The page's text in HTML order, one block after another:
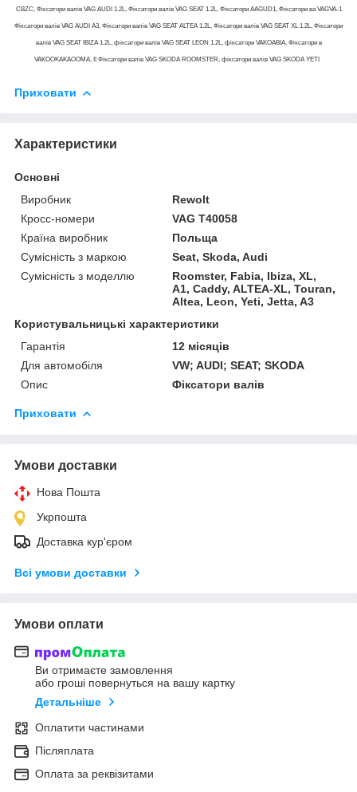
CBZC, Фіксатори валів VAG AUDI 1.2L, Фіксатори валів VAG SEAT 1.2L, Фіксатори AAGUD1, Фіксатори ва VAGVA-1
Фіксатори валів VAG AUDI A3, Фіксатори валів VAG SEAT ALTEA 1.2L, Фіксатори валів VAG SEAT XL 1.2L, Фіксатори
валів VAG SEAT IBIZA 1.2L, фіксатори валів VAG SEAT LEON 1.2L, фіксатори VAKOABIA, Фіксатори в
VAKOOKAKAOOMA, II Фіксатори валів VAG SKODA ROOMSTER, фіксатори валів VAG SKODA YETI
Приховати
Характеристики
Основні
Виробник
Rewolt
Кросс-номери
VAG T40058
Країна виробник
Польща
Сумісність з маркою
Seat, Skoda, Audi
Сумісність з моделлю
Roomster, Fabia, Ibiza, XL,
A1, Caddy, ALTEA-XL, Touran,
Altea, Leon, Yeti, Jetta, A3
Користувальницькі характеристики
Гарантія
12 місяців
Для автомобіля
VW; AUDI; SEAT; SKODA
Опис
Фіксатори валів
Приховати
Умови доставки
Нова Пошта
Укрпошта
Доставка кур'єром
Всі умови доставки
Умови оплати
Ви отримаєте замовлення
або гроші повернуться на вашу картку
Детальніше
Оплатити частинами
Післяплата
Оплата за реквізитами